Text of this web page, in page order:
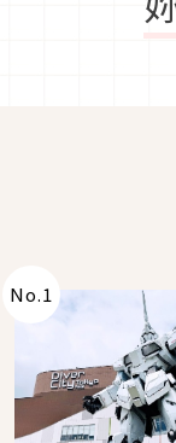
No.1